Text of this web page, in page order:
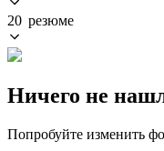
20 резюме
Ничего не
Попробуйте изменить